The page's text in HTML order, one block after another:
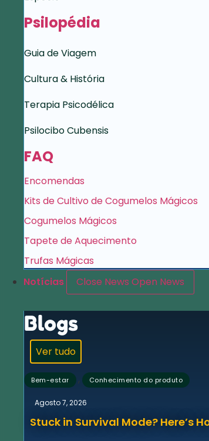
Psilopédia
Guia de Viagem
Cultura & História
Terapia Psicodélica
Psilocibo Cubensis
FAQ
Encomendas
Kits de Cultivo de Cogumelos Mágicos
Cogumelos Mágicos
Tapete de Aquecimento
Trufas Mágicas
Notícias
Close News Open News
Blogs
Ver tudo
Bem-estar , Conhecimento do produto
Agosto 7, 2026
Stuck in Survival Mode? Here’s